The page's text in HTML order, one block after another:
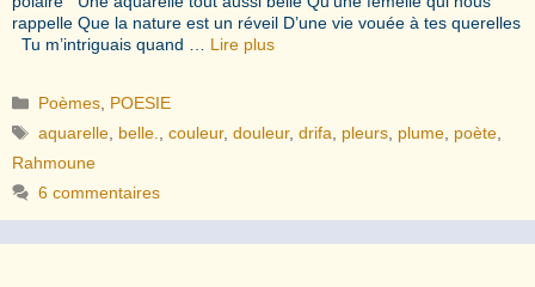
rappelle Que la nature est un réveil D’une vie vouée à tes querelles
Tu m’intriguais quand … Lire plus
Catégories
Poèmes POESIE
Étiquettes
aquarelle belle. ,couleur,douleur,drifa pleurs plume poète
Rahmoune
6 commentaires